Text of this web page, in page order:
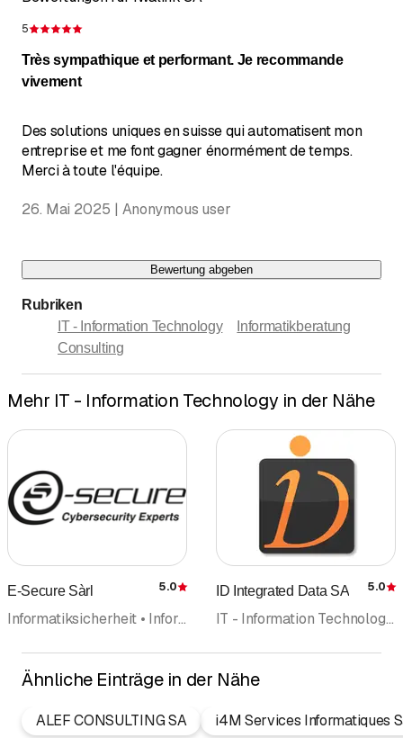
5
Très sympathique et performant. Je recommande
vivement
Des solutions uniques en suisse qui automatisent mon
entreprise et me font gagner énormément de temps.
Merci à toute l'équipe.
26. Mai 2025 | Anonymous user
Bewertung abgeben
Rubriken
IT - Information Technology
Informatikberatung
Consulting
Mehr IT - Information Technology in der Nähe
E-Secure Sàrl Bewertung
5.0
Informatiksicherheit • Informatik • Informatikdienstleistungen • Informatikberatung • IT - Information Technology • Sicherheitsberatung • Informatiksupport
ID Integrated Data SA 5.0
IT - Information Technology • Informatiksupport • Computerinstallationen • Informatiksicherheit • Informatik
Ähnliche Einträge in der Nähe
ALEF CONSULTING SA
i4M Services Informatiques